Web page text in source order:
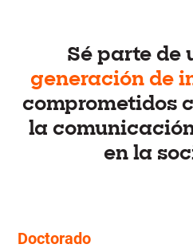
Sé parte de
generación de
comprometidos
la
en la
Doctorado